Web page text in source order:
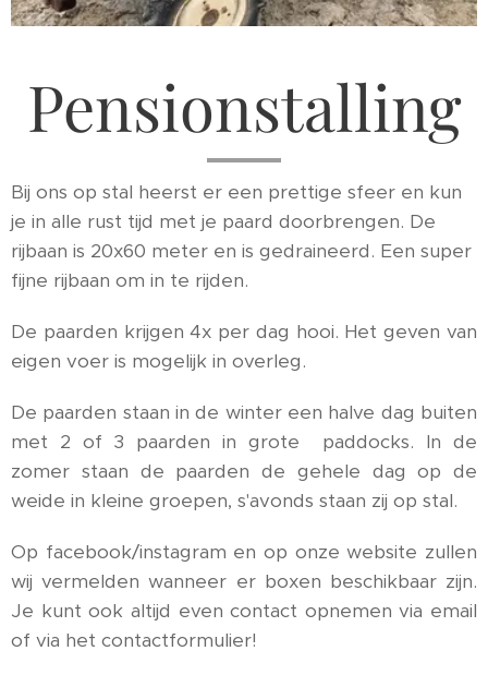
Pensionstalling
Bij ons op stal heerst er een prettige sfeer en kun
je in alle rust tijd met je paard doorbrengen. De
rijbaan is 20x60 meter en is gedraineerd. Een super
fijne rijbaan om in te rijden.
De paarden krijgen 4x per dag hooi. Het geven van
eigen voer is mogelijk in overleg.
De paarden staan in de winter een halve dag buiten
met 2 of 3 paarden in grote paddocks. In de
zomer staan de paarden de gehele dag op de
weide in kleine groepen, s'avonds staan zij op stal.
Op facebook/instagram en op onze website zullen
wij vermelden wanneer er boxen beschikbaar zijn.
Je kunt ook altijd even contact opnemen via email
of via het contactformulier!